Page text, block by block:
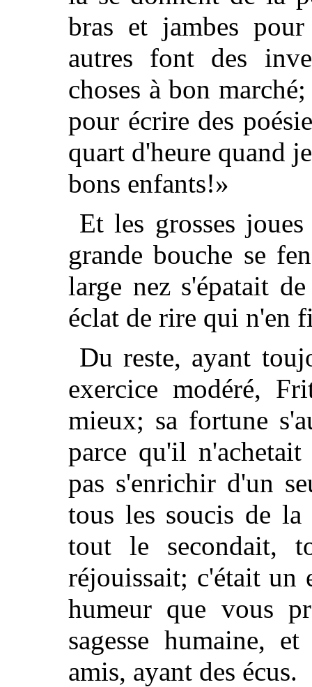
bras et jambes
autres font des
choses à bon
pour écrire des
quart d'heure quand
bons enfants!»
Et les grosses
grande bouche se
large nez s'épatait
éclat de rire qui n'en
Du reste, ayant
exercice modéré,
mieux; sa fortune
parce qu'il
pas s'enrichir d'un
tous les soucis de
tout le secondait,
réjouissait; c'était un
humeur que vous
sagesse humaine,
amis, ayant des écus.